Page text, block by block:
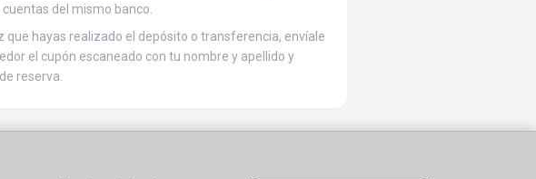
del mismo banco.
que hayas realizado el depósito o transferencia, envíale
el cupón escaneado con tu nombre y apellido y
reserva.